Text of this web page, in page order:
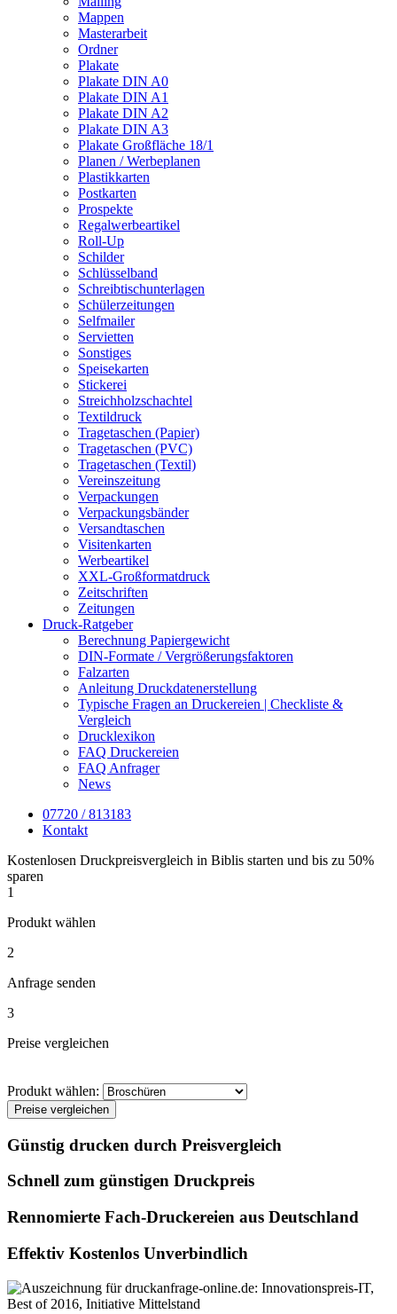
Mappen
Masterarbeit
Ordner
Plakate
Plakate DIN A0
Plakate DIN A1
Plakate DIN A2
Plakate DIN A3
Plakate Großfläche 18/1
Planen / Werbeplanen
Plastikkarten
Postkarten
Prospekte
Regalwerbeartikel
Roll-Up
Schilder
Schlüsselband
Schreibtischunterlagen
Schülerzeitungen
Selfmailer
Servietten
Sonstiges
Speisekarten
Stickerei
Streichholzschachtel
Textildruck
Tragetaschen (Papier)
Tragetaschen (PVC)
Tragetaschen (Textil)
Vereinszeitung
Verpackungen
Verpackungsbänder
Versandtaschen
Visitenkarten
Werbeartikel
XXL-Großformatdruck
Zeitschriften
Zeitungen
Druck-Ratgeber
Berechnung Papiergewicht
DIN-Formate / Vergrößerungsfaktoren
Falzarten
Anleitung Druckdatenerstellung
Typische Fragen an Druckereien | Checkliste &
Vergleich
Drucklexikon
FAQ Druckereien
FAQ Anfrager
News
07720 / 813183
Kontakt
Kostenlosen Druckpreisvergleich in Biblis starten und bis zu 50%
sparen
1
Produkt wählen
2
Anfrage senden
3
Preise vergleichen
Produkt wählen:
Preise vergleichen
Günstig drucken durch Preisvergleich
Schnell zum günstigen Druckpreis
Rennomierte Fach-Druckereien aus Deutschland
Effektiv Kostenlos Unverbindlich